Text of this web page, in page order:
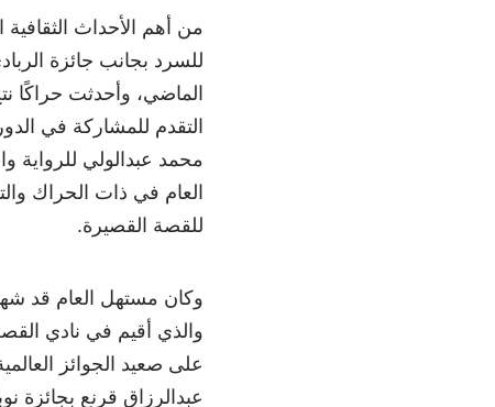
للسرد بجانب جائزة
الماضي، وأحدثت حراكًا
التقدم للمشاركة في
محمد عبدالولي للرواية
العام في ذات الحراك
للقصة القصيرة.
وكان مستهل العام قد شهد
والذي أقيم في نادي
على صعيد الجوائز
عبدالرزاق قرنع بجائزة